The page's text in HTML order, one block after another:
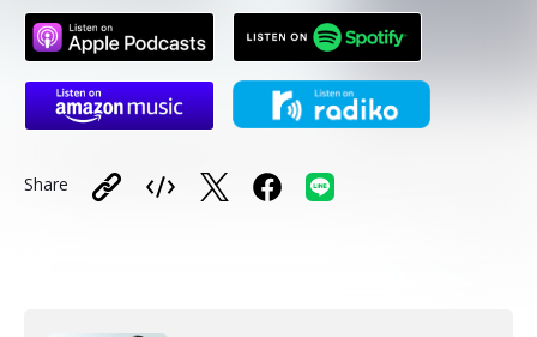
Share